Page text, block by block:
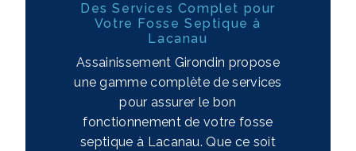
Des Services Complet pour
Votre Fosse Septique à
Lacanau
Assainissement Girondin propose
une gamme complète de services
pour assurer le bon
fonctionnement de votre fosse
septique à Lacanau. Que ce soit